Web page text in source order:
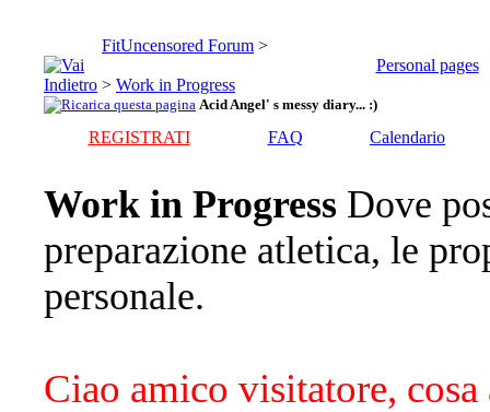
FitUncensored Forum >
Personal pages
> Work in Progress
Acid Angel' s messy diary... :)
REGISTRATI FAQ Calendario
Work in Progress Dove
preparazione atletica, le
personale.
Ciao amico visitatore, cosa